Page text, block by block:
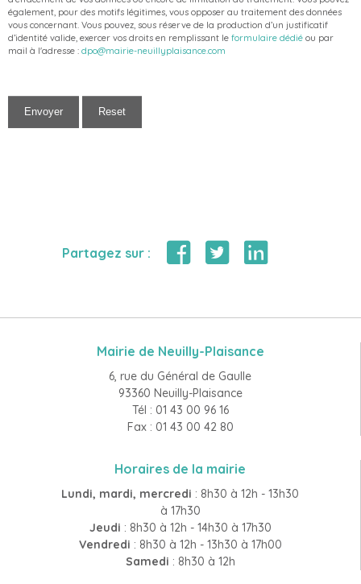
également, pour des motifs légitimes, vous opposer au traitement des données
vous concernant. Vous pouvez, sous réserve de la production d’un justificatif
d’identité valide, exercer vos droits en remplissant le formulaire dédié ou par
mail à l'adresse : dpo@mairie-neuillyplaisance.com
Envoyer Reset
Partagez sur :
Mairie de Neuilly-Plaisance
6, rue du Général de Gaulle
93360 Neuilly-Plaisance
Tél : 01 43 00 96 16
Fax : 01 43 00 42 80
Horaires de la mairie
Lundi, mardi, mercredi : 8h30 à 12h - 13h30
à 17h30
Jeudi : 8h30 à 12h - 14h30 à 17h30
Vendredi : 8h30 à 12h - 13h30 à 17h00
Samedi : 8h30 à 12h